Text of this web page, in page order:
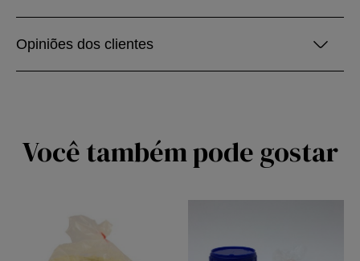
Opiniões dos clientes
Você também pode gostar